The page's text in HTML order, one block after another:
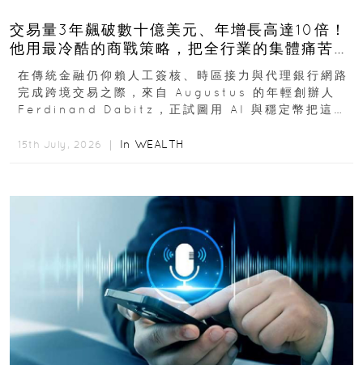
交易量3年飆破數十億美元、年增長高達10倍！
他用最冷酷的商戰策略，把全行業的集體痛苦榨
成百億金庫
在傳統金融仍仰賴人工簽核、時區接力與代理銀行網路
完成跨境交易之際，來自 Augustus 的年輕創辦人
Ferdinand Dabitz，正試圖用 AI 與穩定幣把這套
15th July, 2026 ｜ In WEALTH